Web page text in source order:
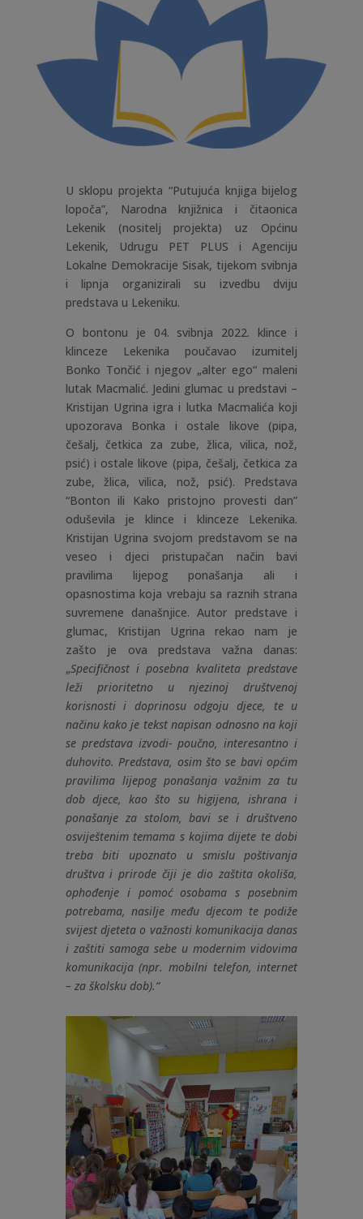
U sklopu projekta “Putujuća knjiga bijelog
lopoča”, Narodna knjižnica i čitaonica
Lekenik (nositelj projekta) uz Općinu
Lekenik, Udrugu PET PLUS i Agenciju
Lokalne Demokracije Sisak, tijekom svibnja
i lipnja organizirali su izvedbu dviju
predstava u Lekeniku.
O bontonu je 04. svibnja 2022. klince i
klinceze Lekenika poučavao izumitelj
Bonko Tončić i njegov „alter ego“ maleni
lutak Macmalić. Jedini glumac u predstavi –
Kristijan Ugrina igra i lutka Macmalića koji
upozorava Bonka i ostale likove (pipa,
češalj, četkica za zube, žlica, vilica, nož,
psić) i ostale likove (pipa, češalj, četkica za
zube, žlica, vilica, nož, psić). Predstava
“Bonton ili Kako pristojno provesti dan”
oduševila je klince i klinceze Lekenika.
Kristijan Ugrina svojom predstavom se na
veseo i djeci pristupačan način bavi
pravilima lijepog ponašanja ali i
opasnostima koja vrebaju sa raznih strana
suvremene današnjice. Autor predstave i
glumac, Kristijan Ugrina rekao nam je
zašto je ova predstava važna danas:
„Specifičnost i posebna kvaliteta predstave
leži prioritetno u njezinoj društvenoj
korisnosti i doprinosu odgoju djece, te u
načinu kako je tekst napisan odnosno na koji
se predstava izvodi- poučno, interesantno i
duhovito. Predstava, osim što se bavi općim
pravilima lijepog ponašanja važnim za tu
dob djece, kao što su higijena, ishrana i
ponašanje za stolom, bavi se i društveno
osviještenim temama s kojima dijete te dobi
treba biti upoznato u smislu poštivanja
društva i prirode čiji je dio zaštita okoliša,
ophođenje i pomoć osobama s posebnim
potrebama, nasilje među djecom te podiže
svijest djeteta o važnosti komunikacija danas
i zaštiti samoga sebe u modernim vidovima
komunikacija (npr. mobilni telefon, internet
– za školsku dob).“